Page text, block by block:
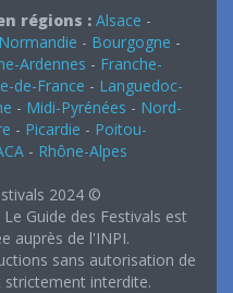
régions : Alsace -
- Bourgogne -
Ardennes - Franche-
de-France - Languedoc-
- Midi-Pyrénées - Nord-
- Picardie - Poitou-
- Rhône-Alpes
2024 ©
Guide des Festivals est
auprès de l'INPI.
sans autorisation de
strictement interdite.